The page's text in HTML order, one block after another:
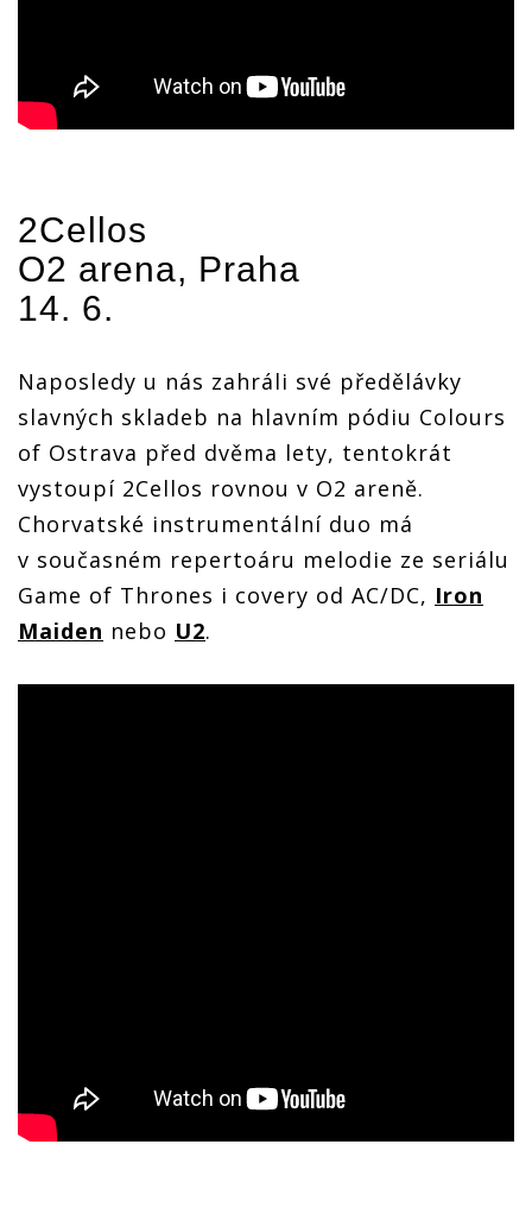
2Cellos
O2 arena, Praha
14. 6.
Naposledy u nás zahráli své předělávky
slavných skladeb na hlavním pódiu Colours
of Ostrava před dvěma lety, tentokrát
vystoupí 2Cellos rovnou v O2 areně.
Chorvatské instrumentální duo má
v současném repertoáru melodie ze seriálu
Game of Thrones i covery od AC/DC, Iron
Maiden nebo U2.